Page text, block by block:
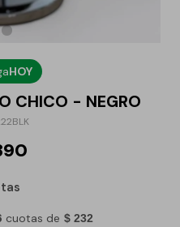
HOY
CHICO - NEGRO
cuotas de $ 232